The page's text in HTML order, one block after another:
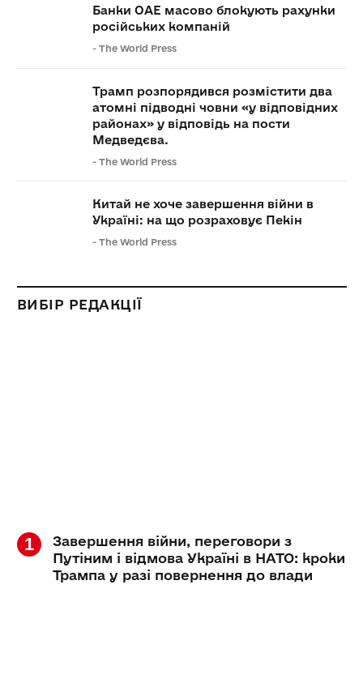
Банки ОАЕ масово блокують рахунки
російських компаній
- The World Press
Трамп розпорядився розмістити два
атомні підводні човни «у відповідних
районах» у відповідь на пости
Медведєва.
- The World Press
Китай не хоче завершення війни в
Україні: на що розраховує Пекін
- The World Press
ВИБІР РЕДАКЦІЇ
Завершення війни, переговори з
Путіним і відмова Україні в НАТО: кроки
Трампа у разі повернення до влади